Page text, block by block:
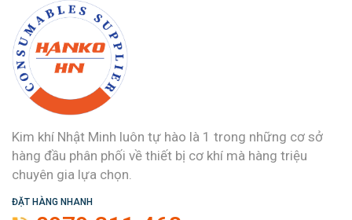
Kim khí Nhật Minh luôn tự hào là 1 trong những cơ sở
hàng đầu phân phối về thiết bị cơ khí mà hàng triệu
chuyên gia lựa chọn.
ĐẶT HÀNG NHANH